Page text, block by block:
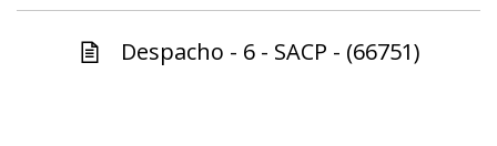
Despacho - 6 - SACP - (66751)